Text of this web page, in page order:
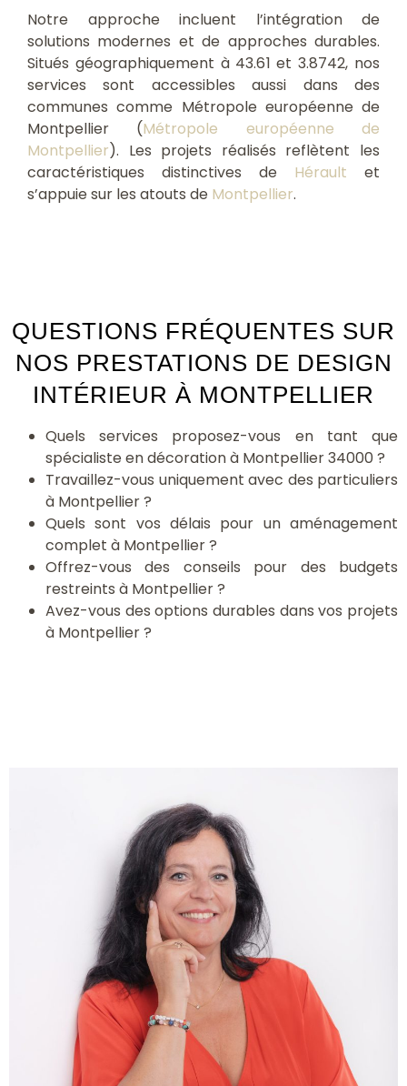
Notre approche incluent l’intégration de
solutions modernes et de approches durables.
Situés géographiquement à 43.61 et 3.8742, nos
services sont accessibles aussi dans des
communes comme Métropole européenne de
Montpellier (Métropole européenne de
Montpellier). Les projets réalisés reflètent les
caractéristiques distinctives de Hérault et
s’appuie sur les atouts de Montpellier.
QUESTIONS FRÉQUENTES SUR
NOS PRESTATIONS DE DESIGN
INTÉRIEUR À MONTPELLIER
Quels services proposez-vous en tant que
spécialiste en décoration à Montpellier 34000 ?
Travaillez-vous uniquement avec des particuliers
à Montpellier ?
Quels sont vos délais pour un aménagement
complet à Montpellier ?
Offrez-vous des conseils pour des budgets
restreints à Montpellier ?
Avez-vous des options durables dans vos projets
à Montpellier ?